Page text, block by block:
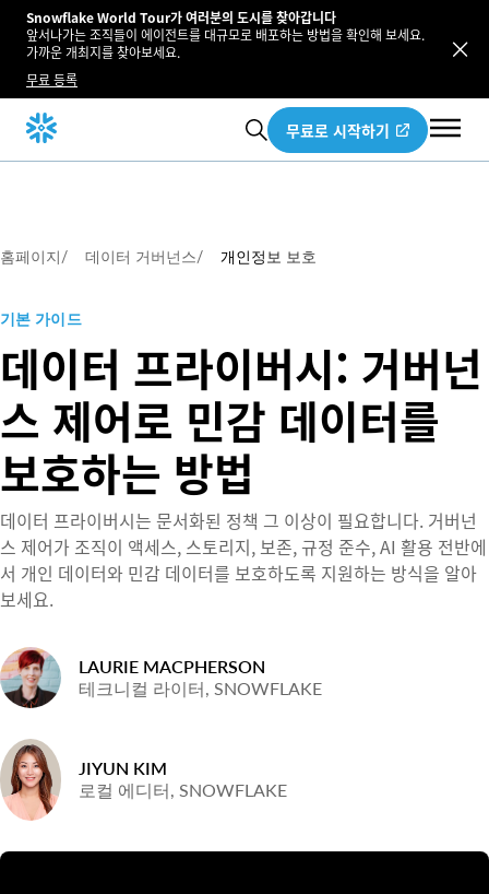
Snowflake World Tour가 여러분의 도시를 찾아갑니다
앞서나가는 조직들이 에이전트를 대규모로 배포하는 방법을 확인해 보세요.
가까운 개최지를 찾아보세요.
무료 등록
무료로 시작하기
홈페이지/ 데이터 거버넌스/ 개인정보 보호
기본 가이드
데이터 프라이버시: 거버넌
스 제어로 민감 데이터를
보호하는 방법
데이터 프라이버시는 문서화된 정책 그 이상이 필요합니다. 거버넌
스 제어가 조직이 액세스, 스토리지, 보존, 규정 준수, AI 활용 전반에
서 개인 데이터와 민감 데이터를 보호하도록 지원하는 방식을 알아
보세요.
LAURIE MACPHERSON
테크니컬 라이터, SNOWFLAKE
JIYUN KIM
로컬 에디터, SNOWFLAKE